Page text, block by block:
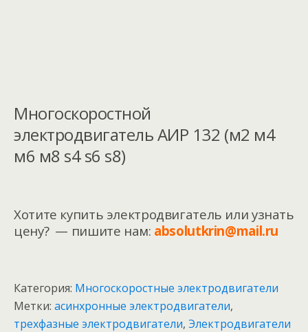
Многоскоростной
электродвигатель АИР 132 (м2 м4
м6 м8 s4 s6 s8)
Хотите купить электродвигатель или узнать
цену? — пишите нам: absolutkrin@mail.ru
Категория: Многоскоростные электродвигатели
Метки: асинхронные электродвигатели,
трехфазные электродвигатели, Электродвигатели